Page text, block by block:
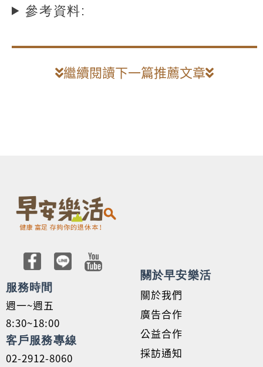
參考資料:
繼續閱讀下一篇推薦文章
服務時間
週一~週五
8:30~18:00
客戶服務專線
02-2912-8060
關於早安樂活
關於我們
廣告合作
公益合作
採訪通知